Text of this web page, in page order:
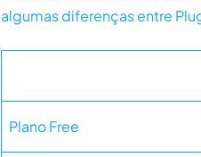
algumas diferenças entre
Plano Free